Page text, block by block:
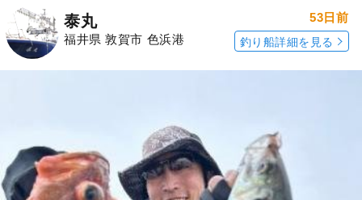
泰丸
福井県 敦賀市 色浜港
53日前
釣り船詳細を見る